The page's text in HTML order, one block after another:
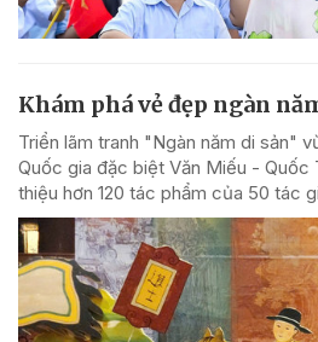
Khám phá vẻ đẹp ngàn
Triển lãm tranh "Ngàn năm di sản"
Quốc gia đặc biệt Văn Miếu - Quốc
thiệu hơn 120 tác phẩm của 50 tác